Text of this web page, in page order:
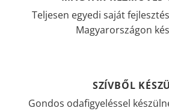
Teljesen egyedi saját
Magyarországon
SZÍVBŐL
Gondos odafigyeléssel